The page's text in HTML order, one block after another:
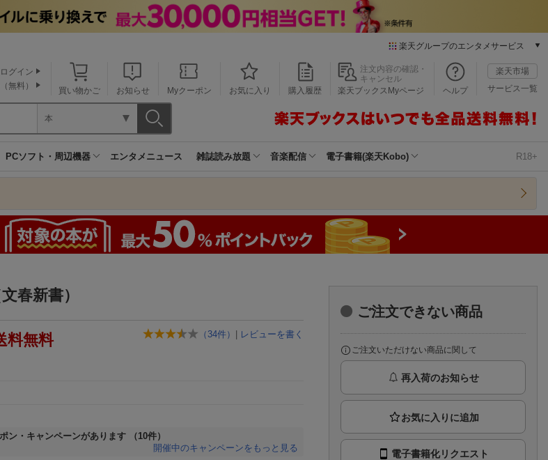
楽天グループのエンタメサービス
本/ゲーム/CD/DVD
楽天ブックス
楽天Kobo
楽天チケット
エンタメニュース
推し楽
買い物かご お知らせ Myクーポン お気に入り 購入履歴
注文内容の確認・
キャンセル
楽天ブックスMyページ
ヘルプ
楽天市場
サービス一覧
ログイン
無料）
本
PCソフト・周辺機器 エンタメニュース 雑誌読み放題 音楽配信 電子書籍(楽天Kobo) R18+
春新書）
（ 34件） | レビューを書く
料無料
ン・キャンペーンがあります
（10件）
開催中のキャンペーンをもっと見る
ご注文できない商品
ご注文いただけない商品に関して
再入荷のお知らせ
電子書籍化リクエスト